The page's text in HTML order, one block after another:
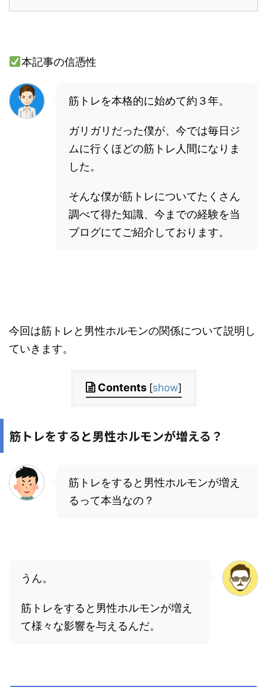
本記事の信憑性
筋トレを本格的に始めて約３年。
ガリガリだった僕が、今では毎日ジ
ムに行くほどの筋トレ人間になりま
した。
そんな僕が筋トレについてたくさん
調べて得た知識、今までの経験を当
ブログにてご紹介しております。
今回は筋トレと男性ホルモンの関係について説明し
ていきます。
Contents [show]
筋トレをすると男性ホルモンが増える？
筋トレをすると男性ホルモンが増え
るって本当なの？
うん。
筋トレをすると男性ホルモンが増え
て様々な影響を与えるんだ。